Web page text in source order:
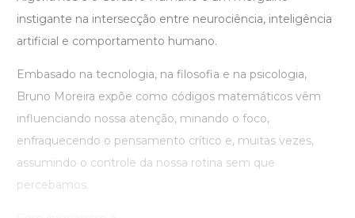
instigante na intersecção entre neurociência, inteligência
artificial e comportamento humano.
Embasado na tecnologia, na filosofia e na psicologia,
Bruno Moreira expõe como códigos matemáticos vêm
influenciando nossa atenção, minando o foco,
enfraquecendo o pensamento crítico e, muitas vezes,
assumindo o controle da nossa rotina sem que
percebamos.